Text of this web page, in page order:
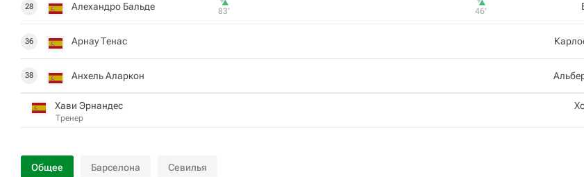
28 Алехандро Бальде 83‎’‎
36 Арнау Тенас
38 Анхель Аларкон
Хави Эрнандес
Тренер
46‎’‎
Общее Барселона Севилья